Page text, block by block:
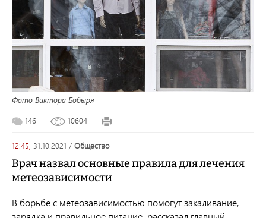
Фото Виктора Бобыря
146 10604
12:45, 31.10.2021 / общество
Врач назвал основные правила для лечения
метеозависимости
В борьбе с метеозависимостью помогут закаливание,